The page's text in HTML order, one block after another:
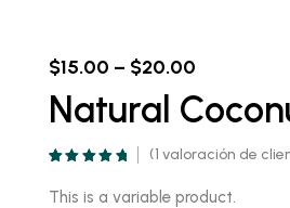
$15.00 – $20.00Price
$15.00
through
$20.00
Natural
sobre 5
basado en
(1 valoración de
This is a variable product.